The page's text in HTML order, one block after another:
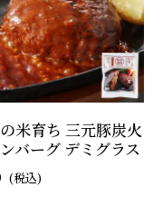
米育ち 三元豚炭火
バーグ デミグラス